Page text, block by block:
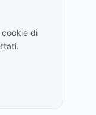
di